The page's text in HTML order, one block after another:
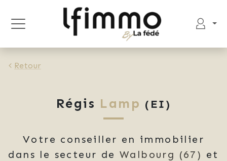
Retour
Régis Lamp (EI)
Votre conseiller en immobilier
dans le secteur deWalbourg (67) et